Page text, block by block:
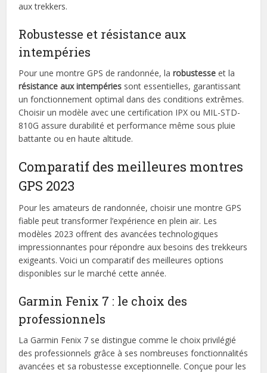
aux trekkers.
Robustesse et résistance aux
intempéries
Pour une montre GPS de randonnée, larobustesse et la
résistance aux intempéries sont essentielles, garantissant
un fonctionnement optimal dans des conditions extrêmes.
Choisir un modèle avec une certification IPX ou MIL-STD-
810G assure durabilité et performance même sous pluie
battante ou en haute altitude.
Comparatif des meilleures montres
GPS 2023
Pour les amateurs de randonnée, choisir une montre GPS
fiable peut transformer l’expérience en plein air. Les
modèles 2023 offrent des avancées technologiques
impressionnantes pour répondre aux besoins des trekkeurs
exigeants. Voici un comparatif des meilleures options
disponibles sur le marché cette année.
Garmin Fenix 7 : le choix des
professionnels
La Garmin Fenix 7 se distingue comme le choix privilégié
des professionnels grâce à ses nombreuses fonctionnalités
avancées et sa robustesse exceptionnelle. Conçue pour les